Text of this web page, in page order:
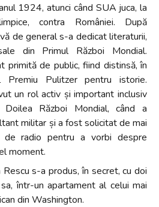
1924, atunci când SUA juca, la
contra României. După
de general s-a dedicat literaturii,
din Primul Război Mondial.
primită de public, fiind distinsă, în
Premiu Pulitzer pentru istorie.
un rol activ și important inclusiv
Război Mondial, când a
militar și a fost solicitat de mai
radio pentru a vorbi despre
moment.
s-a produs, în secret, cu doi
într-un apartament al celui mai
din Washington.